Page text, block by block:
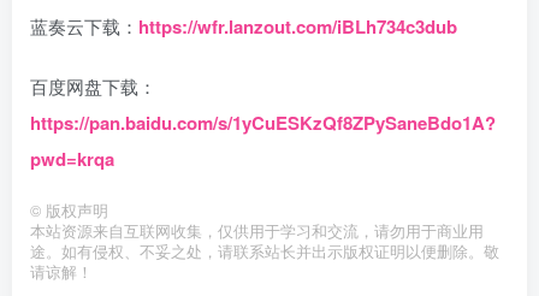
蓝奏云下载： https://wfr.lanzout.com/iBLh734c3dub
百度网盘下载：
https://pan.baidu.com/s/1yCuESKzQf8ZPySaneBdo1A?
pwd=krqa
© 版权声明
本站资源来自互联网收集，仅供用于学习和交流，请勿用于商业用
途。如有侵权、不妥之处，请联系站长并出示版权证明以便删除。敬
请谅解！